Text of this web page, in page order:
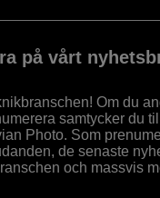
på vårt
Om du
samtycker du
Photo. Som
de senaste
och massvis